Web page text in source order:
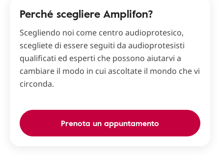
Perché scegliere Amplifon?
Scegliendo noi come centro audioprotesico,
scegliete di essere seguiti da audioprotesisti
qualificati ed esperti che possono aiutarvi a
cambiare il modo in cui ascoltate il mondo che vi
circonda.
Prenota un appuntamento